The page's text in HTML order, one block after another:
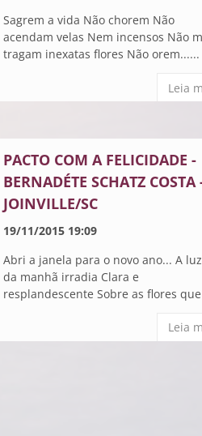
Sagrem a vida Não chorem Não
acendam velas Nem incensos Não
tragam inexatas flores Não orem......
Leia
PACTO COM A FELICIDADE -
BERNADÉTE SCHATZ COSTA
JOINVILLE/SC
19/11/2015 19:09
Abri a janela para o novo ano... A luz
da manhã irradia Clara e
resplandescente Sobre as flores
Leia